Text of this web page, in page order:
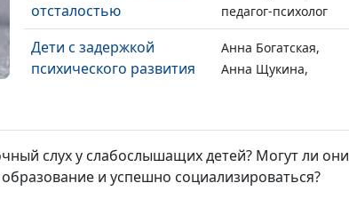
отсталостью
педагог-психолог
Дети с задержкой
психического развития
Анна Богатская,
Анна Щукина,
Дети с РАС: особенности
развития и воспитания
Анна Богатская,
Анна Щукина,
педагог-психолог
слух у слабослышащих детей? Могут ли они
и успешно социализироваться?